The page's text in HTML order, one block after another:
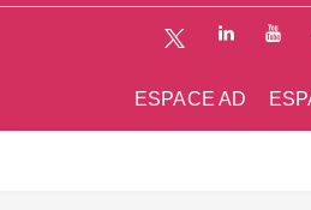
ESPACE AD